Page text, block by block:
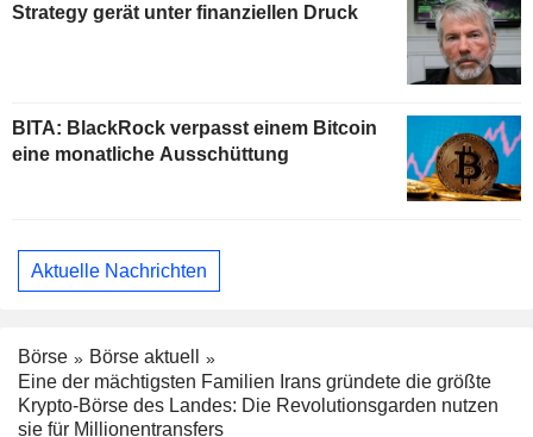
Strategy gerät unter finanziellen Druck
BITA: BlackRock verpasst einem Bitcoin
eine monatliche Ausschüttung
Aktuelle Nachrichten
Börse
Börse aktuell
Eine der mächtigsten Familien Irans gründete die größte
Krypto-Börse des Landes: Die Revolutionsgarden nutzen
sie für Millionentransfers